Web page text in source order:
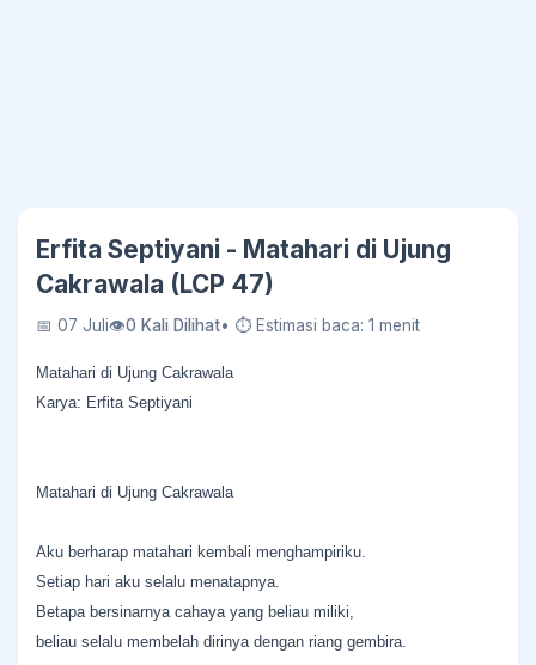
Erfita Septiyani - Matahari di Ujung
Cakrawala (LCP 47)
📅 07 Juli👁0 Kali Dilihat• ⏱ Estimasi baca: 1 menit
Matahari di Ujung Cakrawala
Karya: Erfita Septiyani
Matahari di Ujung Cakrawala
Aku berharap matahari kembali menghampiriku.
Setiap hari aku selalu menatapnya.
Betapa bersinarnya cahaya yang beliau miliki,
beliau selalu membelah dirinya dengan riang gembira.